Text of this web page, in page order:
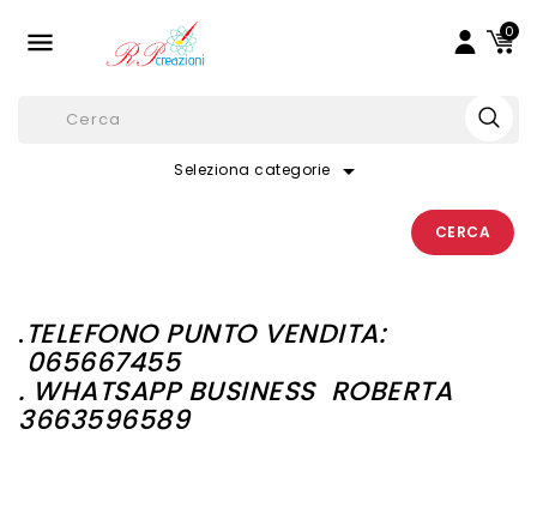
 0
Seleziona categorie arrow_drop_down
CERCA
.TELEFONO PUNTO VENDITA:
065667455
. WHATSAPP BUSINESS ROBERTA
3663596589